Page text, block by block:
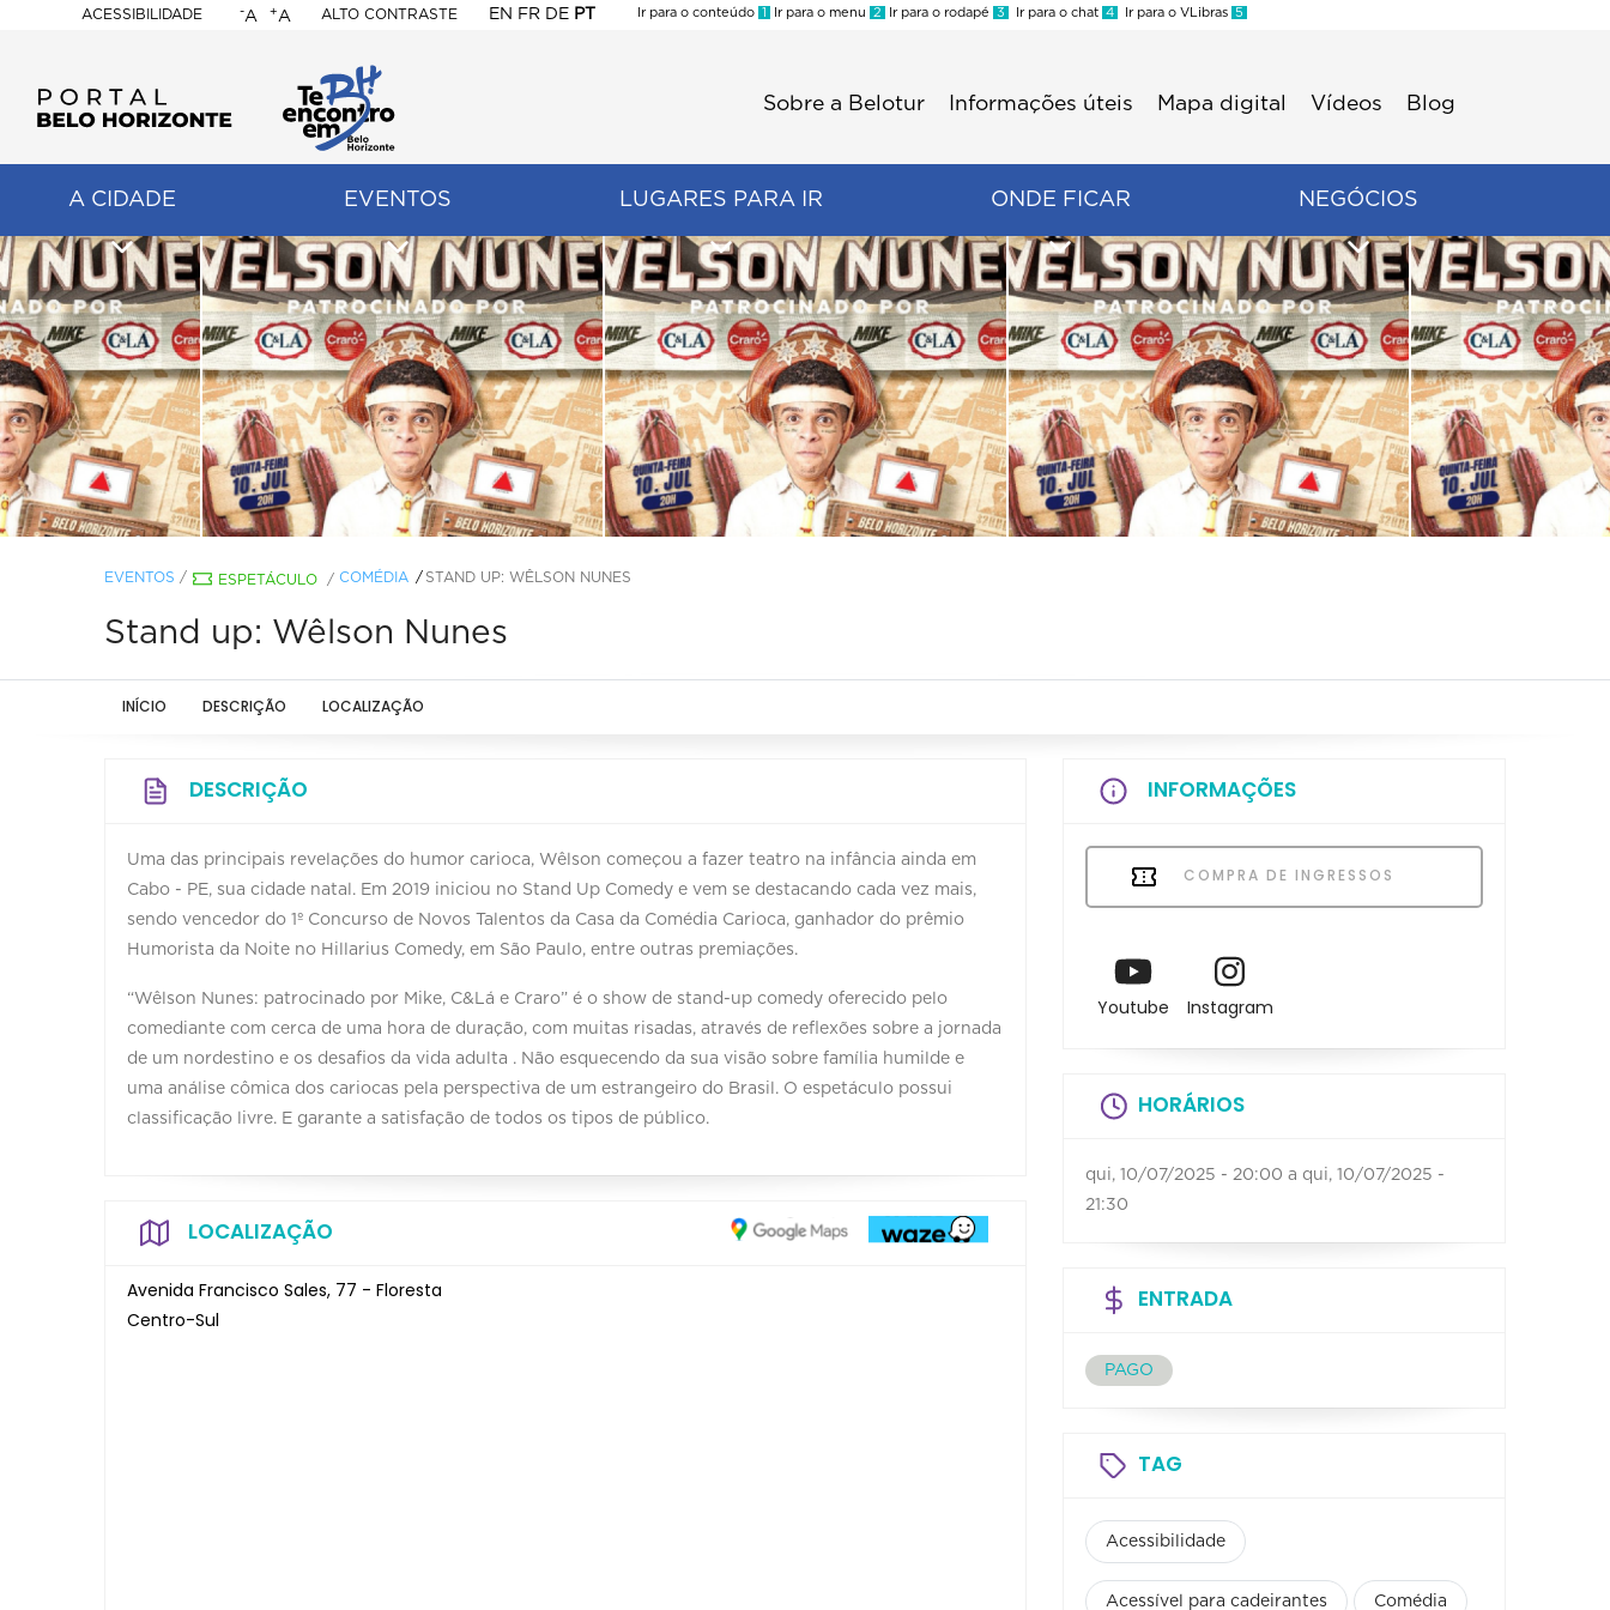
ACESSIBILIDADE
BELO
HORIZONTE
-A +A ALTO CONTRASTE EN FR DE PT
Ir para o conteúdo 1 Ir para o menu 2 Ir para o rodapé 3 Ir para o chat 4 Ir para o VLibras 5
Sobre a Belotur Informações úteis Mapa digital Vídeos Blog
A CIDADE EVENTOS LUGARES PARA IR ONDE FICAR NEGÓCIOS
EVENTOS / ESPETÁCULO / COMÉDIA STAND UP: WÊLSON NUNES
Stand up: Wêlson Nunes
INÍCIO DESCRIÇÃO LOCALIZAÇÃO
DESCRIÇÃO
Uma das principais revelações do humor carioca, Wêlson começou a fazer teatro na infância ainda em
Cabo - PE, sua cidade natal. Em 2019 iniciou no Stand Up Comedy e vem se destacando cada vez mais,
sendo vencedor do 1º Concurso de Novos Talentos da Casa da Comédia Carioca, ganhador do prêmio
Humorista da Noite no Hillarius Comedy, em São Paulo, entre outras premiações.
“Wêlson Nunes: patrocinado por Mike, C&Lá e Craro” é o show de stand-up comedy oferecido pelo
comediante com cerca de uma hora de duração, com muitas risadas, através de reflexões sobre a jornada
de um nordestino e os desafios da vida adulta . Não esquecendo da sua visão sobre família humilde e
uma análise cômica dos cariocas pela perspectiva de um estrangeiro do Brasil. O espetáculo possui
classificação livre. E garante a satisfação de todos os tipos de público.
LOCALIZAÇÃO
Avenida Francisco Sales, 77 - Floresta
Centro-Sul
INFORMAÇÕES
COMPRA DE INGRESSOS
Youtube Instagram
HORÁRIOS
qui, 10/07/2025 - 20:00 a qui, 10/07/2025 -
21:30
ENTRADA
PAGO
TAG
Acessibilidade
Acessível para cadeirantes Comédia